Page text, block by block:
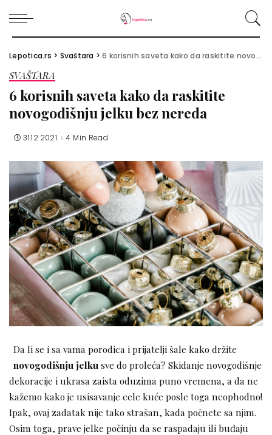
Lepotica.rs > Svaštara >6 korisnih saveta kako da raskitite novogodišnju jelku bez nereda
SVAŠTARA
6 korisnih saveta kako da raskitite
novogodišnju jelku bez nereda
31.12.2021. 4 Min Read
Da li se i sa vama porodica i prijatelji šale kako držite
novogodišnju jelku sve do proleća? Skidanje novogodišnje
dekoracije i ukrasa zaista oduzima puno vremena, a da ne
kažemo kako je usisavanje cele kuće posle toga neophodno!
Ipak, ovaj zadatak nije tako strašan, kada počnete sa njim.
Osim toga, prave jelke počinju da se raspadaju ili buđaju